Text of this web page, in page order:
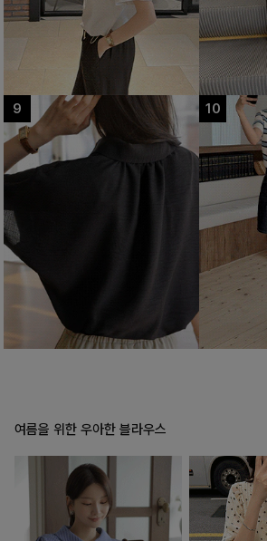
여름을 위한 우아한 블라우스